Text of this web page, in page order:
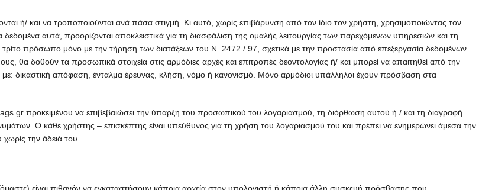
ή/ και να τροποποιούνται ανά πάσα στιγμή. Κι αυτό, χωρίς επιβάρυνση από τον ίδιο τον χρήστη, χρησιμοποιώντας τον
αυτά, προορίζονται αποκλειστικά για τη διασφάλιση της ομαλής λειτουργίας των παρεχόμενων υπηρεσιών και τη
πρόσωπο μόνο με την τήρηση των διατάξεων του Ν. 2472 / 97, σχετικά με την προστασία από επεξεργασία δεδομένων
θα δοθούν τα προσωπικά στοιχεία στις αρμόδιες αρχές και επιτροπές δεοντολογίας ή/ και μπορεί να απαιτηθεί από την
απόφαση, ένταλμα έρευνας, κλήση, νόμο ή κανονισμό. Μόνο αρμόδιοι υπάλληλοι έχουν πρόσβαση στα
προκειμένου να επιβεβαιώσει την ύπαρξη του προσωπικού του λογαριασμού, τη διόρθωση αυτού ή / και τη διαγραφή
Ο κάθε χρήστης – επισκέπτης είναι υπεύθυνος για τη χρήση του λογαριασμού του και πρέπει να ενημερώνει άμεσα την
την άδειά του.